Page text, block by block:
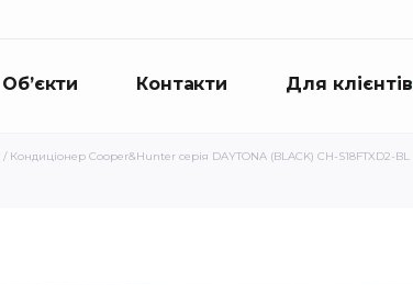
Об’єкти Контакти Для клієнтів
/ Кондиціонер Cooper&Hunter серія DAYTONA (BLACK) CH-S18FTXD2-BL